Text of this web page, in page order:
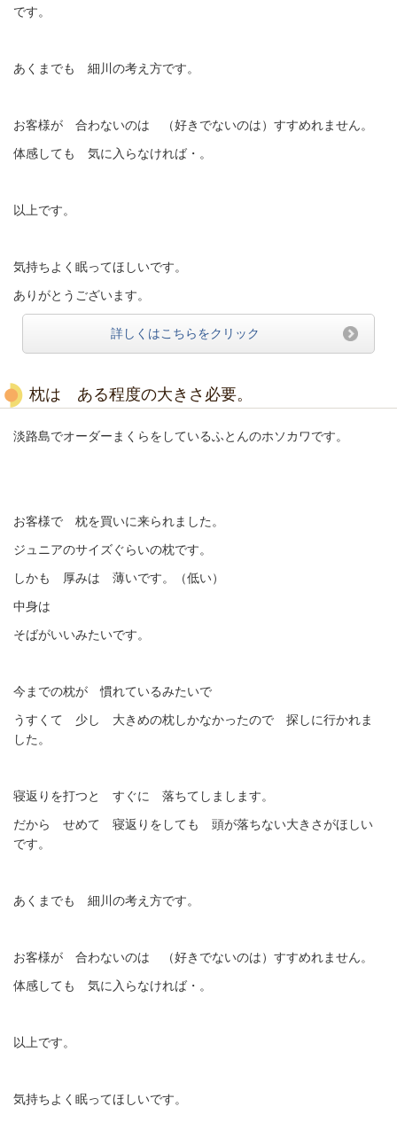
です。
あくまでも 細川の考え方です。
お客様が 合わないのは （好きでないのは）すすめれません。
体感しても 気に入らなければ・。
以上です。
気持ちよく眠ってほしいです。
ありがとうございます。
詳しくはこちらをクリック
枕は ある程度の大きさ必要。
淡路島でオーダーまくらをしているふとんのホソカワです。
お客様で 枕を買いに来られました。
ジュニアのサイズぐらいの枕です。
しかも 厚みは 薄いです。（低い）
中身は
そばがいいみたいです。
今までの枕が 慣れているみたいで
うすくて 少し 大きめの枕しかなかったので 探しに行かれま
した。
寝返りを打つと すぐに 落ちてしまします。
だから せめて 寝返りをしても 頭が落ちない大きさがほしい
です。
あくまでも 細川の考え方です。
お客様が 合わないのは （好きでないのは）すすめれません。
体感しても 気に入らなければ・。
以上です。
気持ちよく眠ってほしいです。